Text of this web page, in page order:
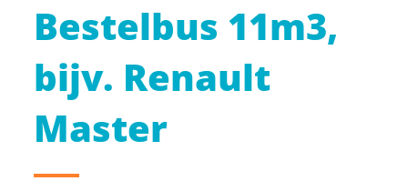
Bestelbus 11m3,
bijv. Renault
Master